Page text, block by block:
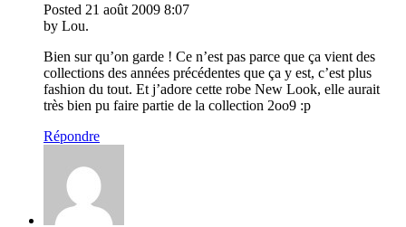
Posted 21 août 2009 8:07
by Lou.
Bien sur qu’on garde ! Ce n’est pas parce que ça vient des
collections des années précédentes que ça y est, c’est plus
fashion du tout. Et j’adore cette robe New Look, elle aurait
très bien pu faire partie de la collection 2oo9 :p
Répondre